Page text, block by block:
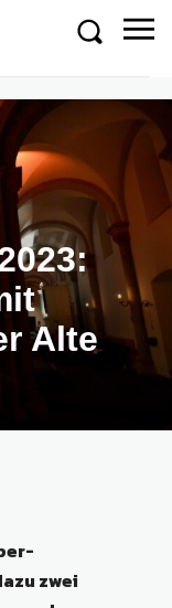
Alte
zwei